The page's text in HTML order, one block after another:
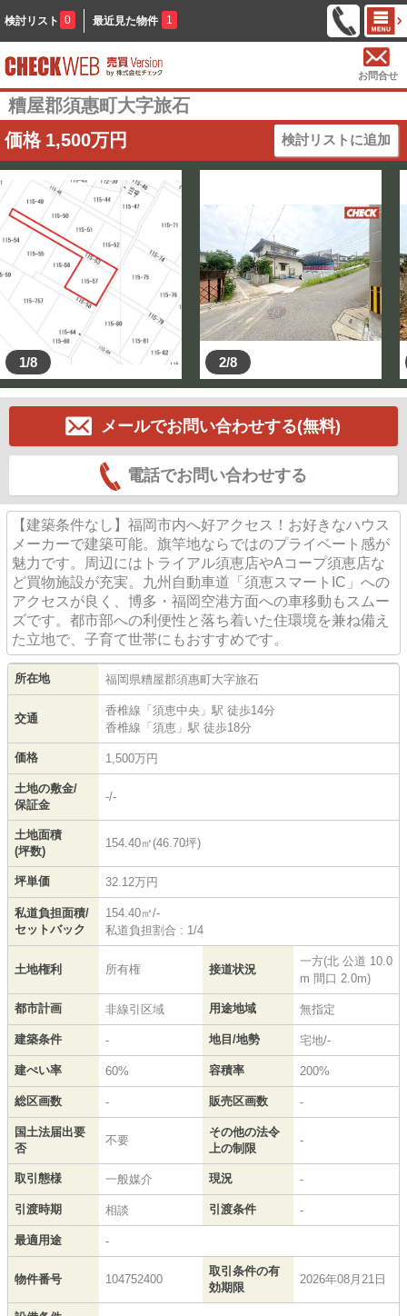
検討リスト 0 最近見た物件 1
お問合せ
糟屋郡須惠町大字旅石
価格 1,500万円 検討リストに追加
1/8 2/8
メールでお問い合わせする(無料)
電話でお問い合わせする
【建築条件なし】福岡市内へ好アクセス！お好きなハウス
メーカーで建築可能。旗竿地ならではのプライベート感が
魅力です。周辺にはトライアル須恵店やAコープ須恵店な
ど買物施設が充実。九州自動車道「須恵スマートIC」への
アクセスが良く、博多・福岡空港方面への車移動もスムー
ズです。都市部への利便性と落ち着いた住環境を兼ね備え
た立地で、子育て世帯にもおすすめです。
所在地 福岡県糟屋郡須惠町大字旅石
交通
香椎線 「 須恵中央 」駅 徒歩14分
香椎線 「 須恵 」駅 徒歩18分
価格 1,500万円
土地の敷金/
保証金
-/-
土地面積
(坪数)
154.40㎡(46.70坪)
坪単価 32.12万円
私道負担面積/
セットバック
154.40㎡/-
私道負担割合 : 1/4
土地権利 所有権 接道状況
一方(北 公道 10.0
m 間口 2.0m)
都市計画 非線引区域 用途地域 無指定
建築条件 - 地目/地勢 宅地/-
建ぺい率 60% 容積率 200%
総区画数 - 販売区画数 -
国土法届出要
否
不要
その他の法令
上の制限
-
取引態様 一般媒介 現況 -
引渡時期 相談 引渡条件 -
最適用途 -
物件番号 104752400
取引条件の有
効期限
2026年08月21日